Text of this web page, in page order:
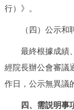
行）》。
（四）公示和
最終根據成績、
經院長辦公會審議
作日，公示無異議
四、需説明事